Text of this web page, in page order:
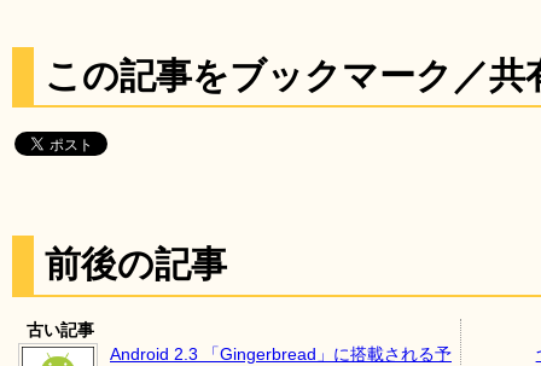
この記事をブックマーク／共
前後の記事
古い記事
Android 2.3 「Gingerbread」に搭載される予